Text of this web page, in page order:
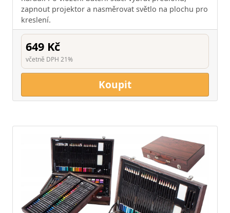
zapnout projektor a nasměrovat světlo na plochu pro
kreslení.
649 Kč
včetně DPH 21%
Koupit